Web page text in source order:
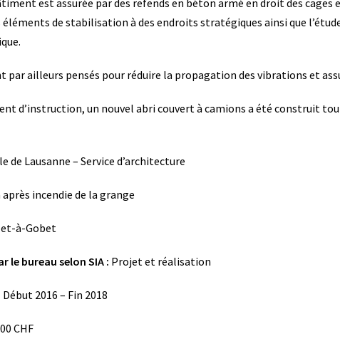
est assurée par des refends en béton armé en droit des
éléments de stabilisation à des endroits stratégiques ainsi que
par ailleurs pensés pour réduire la propagation des vibrations et
d’instruction, un nouvel abri couvert à camions a été construit
de Lausanne – Service d’architecture
incendie de la grange
à-Gobet
le bureau selon SIA : Projet et réalisation
Début 2016 – Fin 2018
CHF